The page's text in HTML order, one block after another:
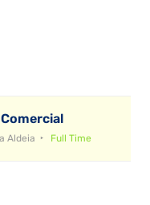
Aldeia Full Time